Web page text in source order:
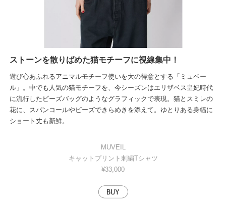
ストーンを散りばめた猫モチーフに視線集中！
遊び心あふれるアニマルモチーフ使いを大の得意とする「ミュベー
ル」。中でも人気の猫モチーフを、今シーズンはエリザベス皇妃時代
に流行したビーズバッグのようなグラフィックで表現。猫とスミレの
花に、スパンコールやビーズできらめきを添えて。ゆとりある身幅に
ショート丈も新鮮。
MUVEIL
キャットプリント刺繍Tシャツ
¥33,000